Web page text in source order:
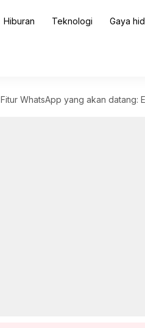
Hiburan Teknologi Gaya
Fitur WhatsApp yang akan datang: